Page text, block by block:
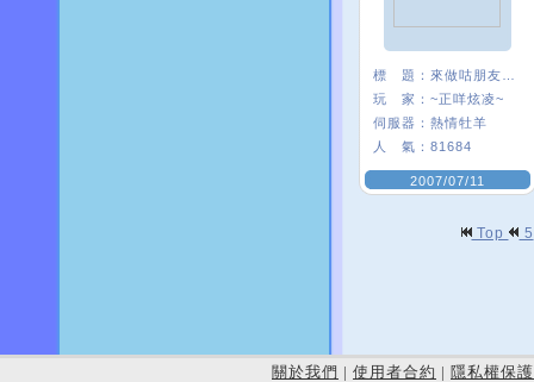
標 題：
玩 家： ~正咩炫凌~
伺服器： 熱情牡羊
人 氣： 81684
2007/07/11
Top 5
關於我們 | 使用者合約 | 隱私權保護